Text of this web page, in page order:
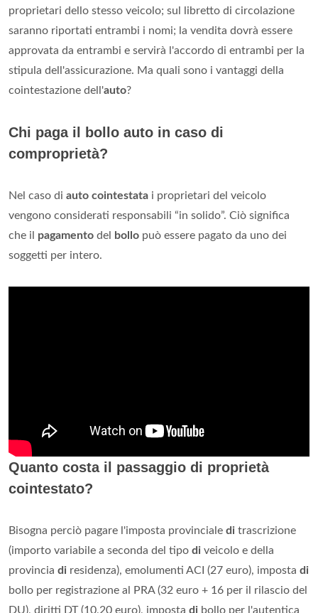
proprietari dello stesso veicolo; sul libretto di circolazione
saranno riportati entrambi i nomi; la vendita dovrà essere
approvata da entrambi e servirà l'accordo di entrambi per la
stipula dell'assicurazione. Ma quali sono i vantaggi della
cointestazione dell'auto?
Chi paga il bollo auto in caso di
comproprietà?
Nel caso di auto cointestata i proprietari del veicolo
vengono considerati responsabili “in solido”. Ciò significa
che il pagamento del bollo può essere pagato da uno dei
soggetti per intero.
Quanto costa il passaggio di proprietà
cointestato?
Bisogna perciò pagare l'imposta provinciale di trascrizione
(importo variabile a seconda del tipo di veicolo e della
provincia di residenza), emolumenti ACI (27 euro), imposta di
bollo per registrazione al PRA (32 euro + 16 per il rilascio del
DU), diritti DT (10,20 euro), imposta di bollo per l'autentica